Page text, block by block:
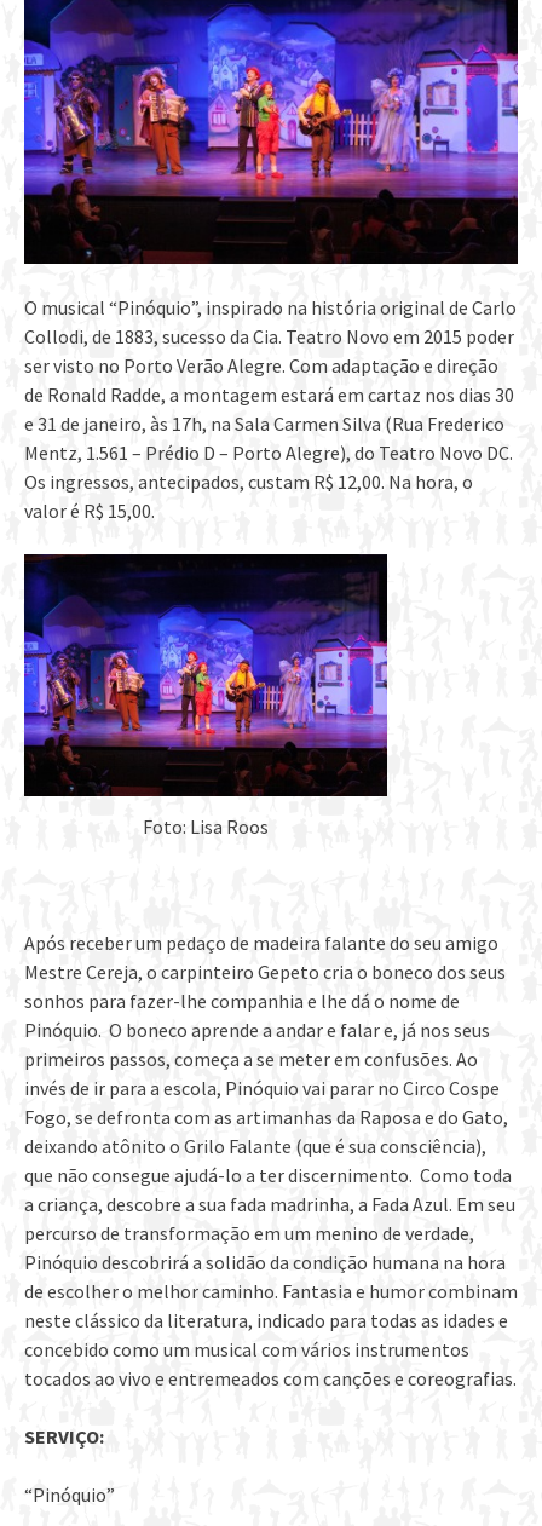
O musical “Pinóquio”, inspirado na história original de Carlo
Collodi, de 1883, sucesso da Cia. Teatro Novo em 2015 poder
ser visto no Porto Verão Alegre. Com adaptação e direção
de Ronald Radde, a montagem estará em cartaz nos dias 30
e 31 de janeiro, às 17h, na Sala Carmen Silva (Rua Frederico
Mentz, 1.561 – Prédio D – Porto Alegre), do Teatro Novo DC.
Os ingressos, antecipados, custam R$ 12,00. Na hora, o
valor é R$ 15,00.
Foto: Lisa Roos
Após receber um pedaço de madeira falante do seu amigo
Mestre Cereja, o carpinteiro Gepeto cria o boneco dos seus
sonhos para fazer-lhe companhia e lhe dá o nome de
Pinóquio. O boneco aprende a andar e falar e, já nos seus
primeiros passos, começa a se meter em confusões. Ao
invés de ir para a escola, Pinóquio vai parar no Circo Cospe
Fogo, se defronta com as artimanhas da Raposa e do Gato,
deixando atônito o Grilo Falante (que é sua consciência),
que não consegue ajudá-lo a ter discernimento. Como toda
a criança, descobre a sua fada madrinha, a Fada Azul. Em seu
percurso de transformação em um menino de verdade,
Pinóquio descobrirá a solidão da condição humana na hora
de escolher o melhor caminho. Fantasia e humor combinam
neste clássico da literatura, indicado para todas as idades e
concebido como um musical com vários instrumentos
tocados ao vivo e entremeados com canções e coreografias.
SERVIÇO:
“Pinóquio”